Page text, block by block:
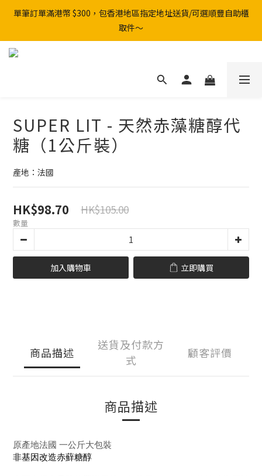
單筆訂單滿港幣 $300，包香港地區指定地址送貨/可選順豐自助櫃
取件～
SUPER LIT - 天然赤藻糖醇代
糖（1公斤裝）
產地：法國
HK$98.70 HK$105.00
數量
加入購物車 立即購買
商品描述
送貨及付款方
式
顧客評價
商品描述
原產地法國 一公斤大包裝
非基因改造赤蘚糖醇